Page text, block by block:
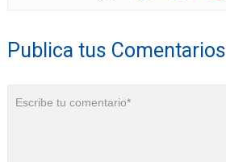
Publica tus Comentarios